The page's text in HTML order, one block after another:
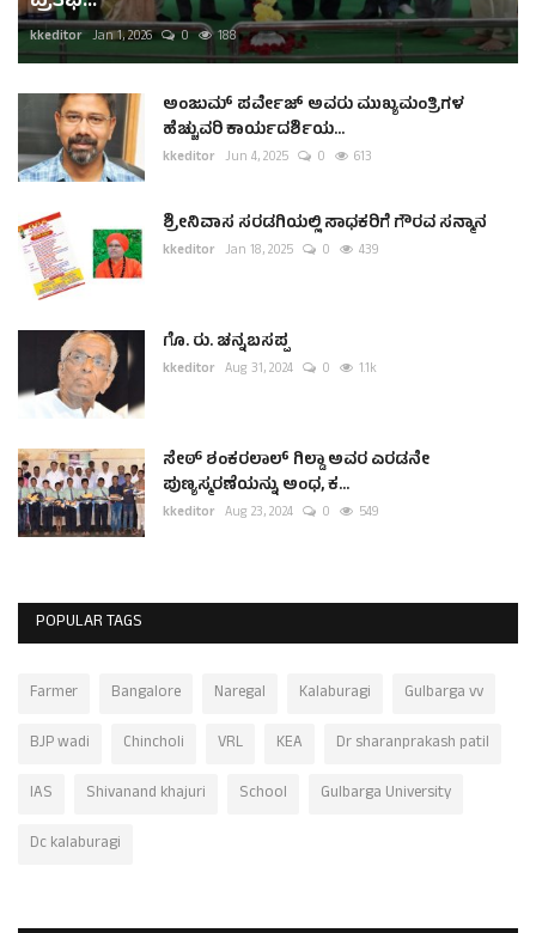
kkeditor Jan 1, 2026 0 188
ಅಂಜುಮ್ ಪರ್ವೇಜ್ ಅವರು ಮುಖ್ಯಮಂತ್ರಿಗಳ
ಹೆಚ್ಚುವರಿ ಕಾರ್ಯದರ್ಶಿಯ...
kkeditor Jun 4, 2025 0 613
ಶ್ರೀನಿವಾಸ ಸರಡಗಿಯಲ್ಲಿ ಸಾಧಕರಿಗೆ ಗೌರವ ಸನ್ಮಾನ
kkeditor Jan 18, 2025 0 439
ಗೊ. ರು. ಚನ್ನಬಸಪ್ಪ
kkeditor Aug 31, 2024 0 1.1k
ಸೇಠ್ ಶಂಕರಲಾಲ್ ಗಿಲ್ಡಾ ಅವರ ಎರಡನೇ
ಪುಣ್ಯಸ್ಮರಣೆಯನ್ನು ಅಂಧ, ಕ...
kkeditor Aug 23, 2024 0 549
POPULAR TAGS
Farmer Bangalore Naregal Kalaburagi
Gulbarga vv
BJP wadi
Chincholi VRL KEA
Dr sharanprakash patil
IAS
Shivanand khajuri School
Gulbarga University
Dc kalaburagi